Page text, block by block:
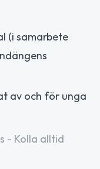
(i samarbete
av och för unga
- Kolla alltid